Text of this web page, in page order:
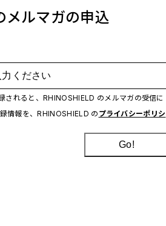
メルマガの申込
ください
されると、RHINOSHIELD のメルマガの受信に
情報を、RHINOSHIELD の プライバシーポリシ
Go!